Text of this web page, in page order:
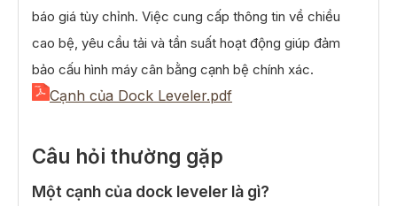
báo giá tùy chỉnh. Việc cung cấp thông tin về chiều
cao bệ, yêu cầu tải và tần suất hoạt động giúp đảm
bảo cấu hình máy cân bằng cạnh bệ chính xác.
Cạnh của Dock Leveler.pdf
Câu hỏi thường gặp
Một cạnh của dock leveler là gì?